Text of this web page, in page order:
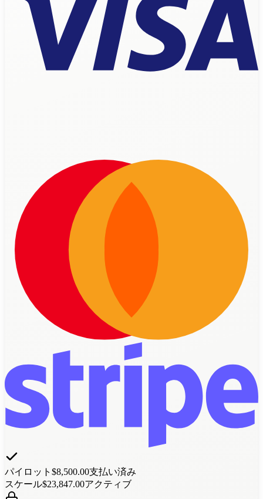
パイロット $8,500.00支払い済み
スケール$23,847.00アクティブ